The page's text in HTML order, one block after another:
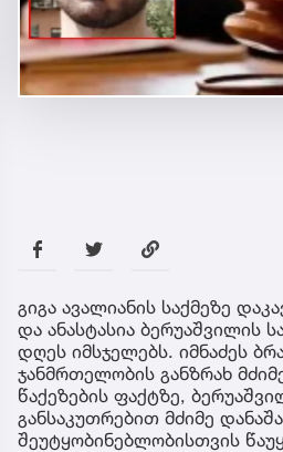
გიგა ავალიანის საქმეზე
და ანასტასია ბერუაშვილის
დღეს იმსჯელებს. იმნაძეს
ჯანმრთელობის განზრახ
წაქეზების ფაქტზე,
განსაკუთრებით მძიმე
შეუტყობინებლობისთვის